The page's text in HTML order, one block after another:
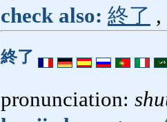
check also: 終了 ,
終了
pronunciation: